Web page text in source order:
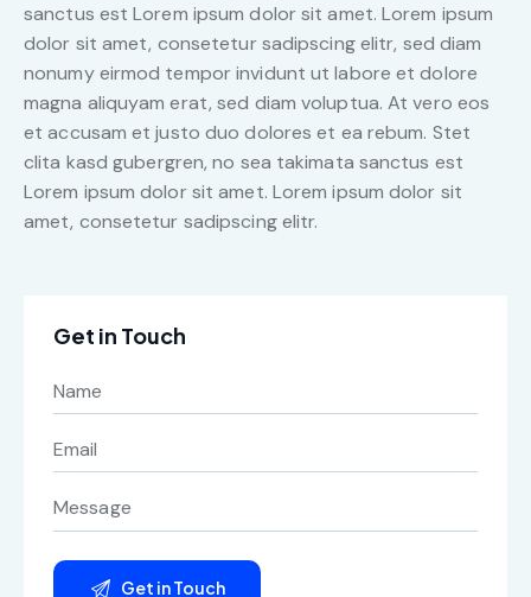
sanctus est Lorem ipsum dolor sit amet. Lorem ipsum
dolor sit amet, consetetur sadipscing elitr, sed diam
nonumy eirmod tempor invidunt ut labore et dolore
magna aliquyam erat, sed diam voluptua. At vero eos
et accusam et justo duo dolores et ea rebum. Stet
clita kasd gubergren, no sea takimata sanctus est
Lorem ipsum dolor sit amet. Lorem ipsum dolor sit
amet, consetetur sadipscing elitr.
Get in Touch